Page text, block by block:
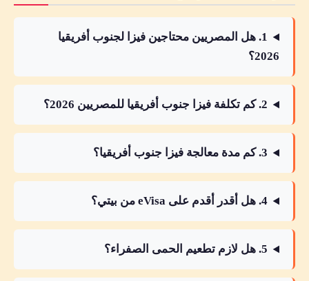
1. هل المصريين محتاجين فيزا لجنوب أفريقيا
2026؟
2. كم تكلفة فيزا جنوب أفريقيا للمصريين 2026؟
3. كم مدة معالجة فيزا جنوب أفريقيا؟
4. هل أقدر أقدم على eVisa من بيتي؟
5. هل لازم تطعيم الحمى الصفراء؟